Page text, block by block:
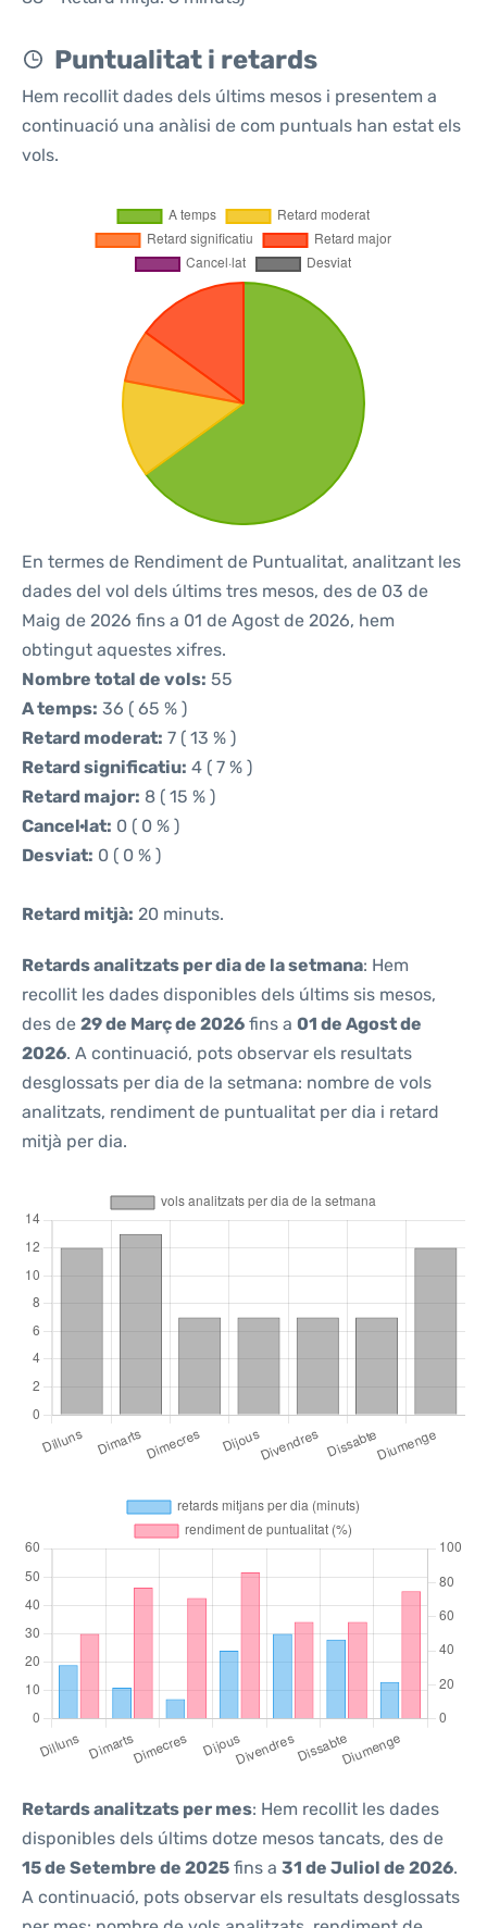
Puntualitat i retards
Hem recollit dades dels últims mesos i presentem a
continuació una anàlisi de com puntuals han estat els
vols.
En termes de Rendiment de Puntualitat, analitzant les
dades del vol dels últims tres mesos, des de 03 de
Maig de 2026 fins a 01 de Agost de 2026, hem
obtingut aquestes xifres.
Nombre total de vols: 55
A temps: 36 ( 65 % )
Retard moderat: 7 ( 13 % )
Retard significatiu: 4 ( 7 % )
Retard major: 8 ( 15 % )
Cancel·lat: 0 ( 0 % )
Desviat: 0 ( 0 % )
Retard mitjà: 20 minuts.
Retards analitzats per dia de la setmana: Hem
recollit les dades disponibles dels últims sis mesos,
des de 29 de Març de 2026 fins a 01 de Agost de
2026. A continuació, pots observar els resultats
desglossats per dia de la setmana: nombre de vols
analitzats, rendiment de puntualitat per dia i retard
mitjà per dia.
Retards analitzats per mes: Hem recollit les dades
disponibles dels últims dotze mesos tancats, des de
15 de Setembre de 2025 fins a 31 de Juliol de 2026.
A continuació, pots observar els resultats desglossats